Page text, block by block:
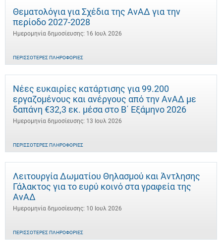
Θεματολόγια για Σχέδια της ΑνΑΔ για την
περίοδο 2027-2028
Ημερομηνία δημοσίευσης: 16 Ιουλ 2026
ΠΕΡΙΣΣΌΤΕΡΕΣ ΠΛΗΡΟΦΟΡΊΕΣ
Νέες ευκαιρίες κατάρτισης για 99.200
εργαζομένους και ανέργους από την ΑνΑΔ με
δαπάνη €32,3 εκ. μέσα στο Β΄ Εξάμηνο 2026
Ημερομηνία δημοσίευσης: 13 Ιουλ 2026
ΠΕΡΙΣΣΌΤΕΡΕΣ ΠΛΗΡΟΦΟΡΊΕΣ
Λειτουργία Δωματίου Θηλασμού και Άντλησης
Γάλακτος για το ευρύ κοινό στα γραφεία της
ΑνΑΔ
Ημερομηνία δημοσίευσης: 10 Ιουλ 2026
ΠΕΡΙΣΣΌΤΕΡΕΣ ΠΛΗΡΟΦΟΡΊΕΣ